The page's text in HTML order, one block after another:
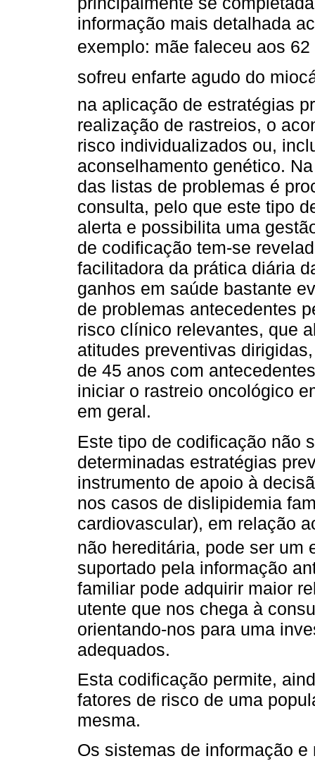
informação mais detalhada
exemplo: mãe faleceu aos
sofreu enfarte agudo do
na aplicação de estratégias
realização de rastreios, o
risco individualizados ou,
aconselhamento genético.
das listas de problemas é
consulta, pelo que este tipo
alerta e possibilita uma
de codificação tem-se
facilitadora da prática diária
ganhos em saúde bastante
de problemas antecedentes
risco clínico relevantes, que
atitudes preventivas
de 45 anos com
iniciar o rastreio oncológico
em geral.
Este tipo de codificação não
determinadas estratégias
instrumento de apoio à
nos casos de dislipidemia
cardiovascular), em relação
não hereditária, pode ser um
suportado pela informação
familiar pode adquirir maior
utente que nos chega à
orientando-nos para uma
adequados.
Esta codificação permite,
fatores de risco de uma
mesma.
Os sistemas de informação